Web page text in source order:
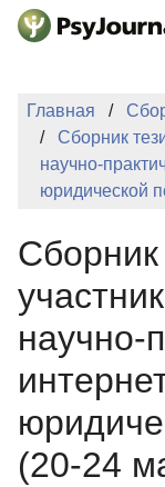
Перейти к
Главная
Сборник
научно-
юридической
Сборник
научно-
(20-24